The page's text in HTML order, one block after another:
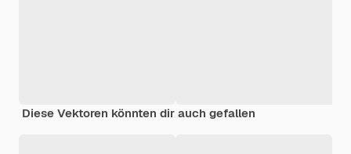
Diese Vektoren könnten dir auch gefallen